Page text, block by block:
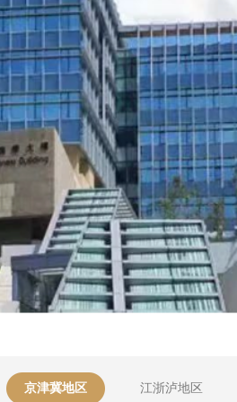
京津冀地区 江浙泸地区